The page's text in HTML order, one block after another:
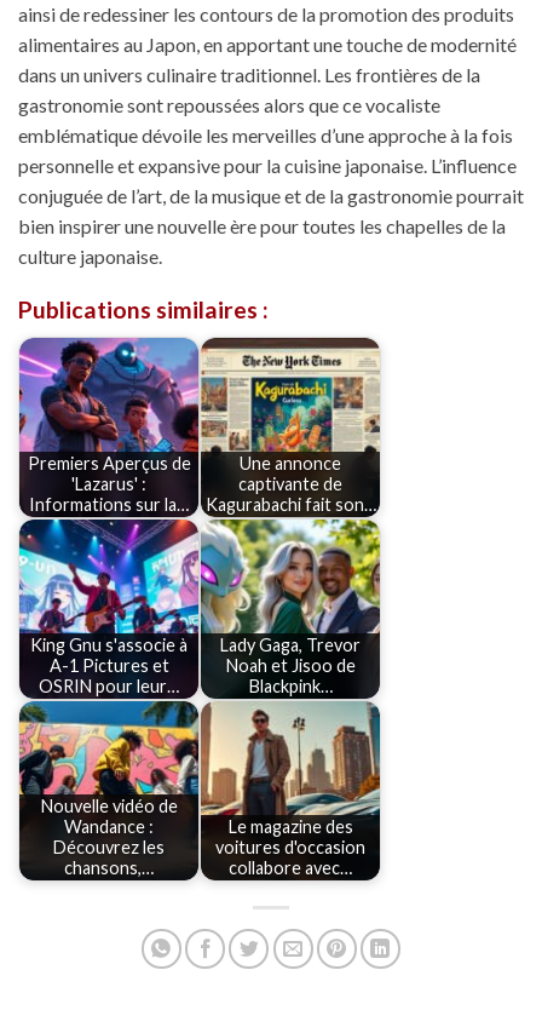
ainsi de redessiner les contours de la promotion des produits
alimentaires au Japon, en apportant une touche de modernité
dans un univers culinaire traditionnel. Les frontières de la
gastronomie sont repoussées alors que ce vocaliste
emblématique dévoile les merveilles d’une approche à la fois
personnelle et expansive pour la cuisine japonaise. L’influence
conjuguée de l’art, de la musique et de la gastronomie pourrait
bien inspirer une nouvelle ère pour toutes les chapelles de la
culture japonaise.
Publications similaires :
Premiers Aperçus de
'Lazarus' :
Informations sur la…
Une annonce
captivante de
Kagurabachi fait son…
King Gnu s'associe à
A-1 Pictures et
OSRIN pour leur…
Lady Gaga, Trevor
Noah et Jisoo de
Blackpink…
Nouvelle vidéo de
Wandance :
Découvrez les
chansons,…
Le magazine des
voitures d'occasion
collabore avec…